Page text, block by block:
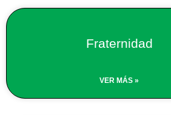
Fraternidad
VER MÁS »